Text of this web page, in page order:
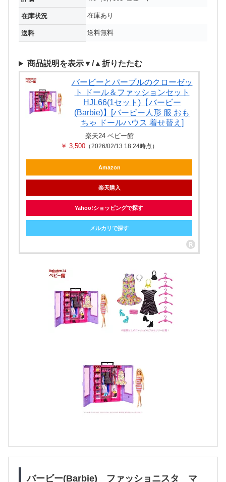
在庫状況 在庫あり
送料 送料無料
商品説明を表示▼/▲折りたたむ
バービーとパープルのクローゼッ
ト ドール＆ファッションセット
HJL66(1セット)【バービー
(Barbie)】[バービー人形 服 おも
ちゃ ドールハウス 着せ替え]
楽天24 ベビー館
￥ 3,500 （2026/02/13 18:24時点）
Amazon
楽天購入
Yahoo!ショッピングで探す
メルカリで探す
バービー(Barbie) ファッショニスタ マ